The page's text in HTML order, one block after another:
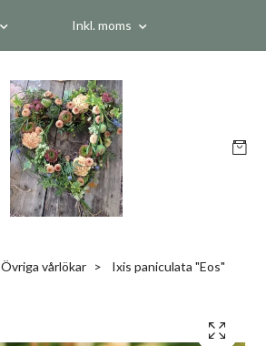
Inkl. moms
Övriga vårlökar Ixis paniculata "Eos"